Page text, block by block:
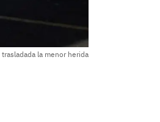
la menor herida